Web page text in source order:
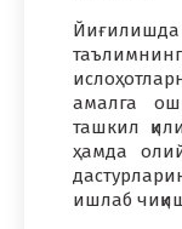
амалга
ташкил
ҳамда
ишлаб